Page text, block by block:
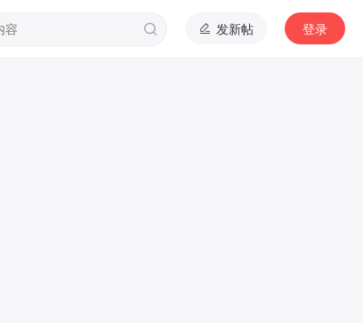
发新帖 登录